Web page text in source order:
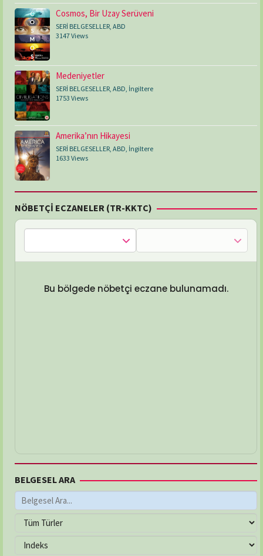
Cosmos, Bir Uzay Serüveni
SERİ BELGESELLER ABD
3147 Views
Medeniyetler
SERİ BELGESELLER ABD İngiltere
1753 Views
Amerika’nın Hikayesi
SERİ BELGESELLER ABD İngiltere
1633 Views
NÖBETÇİ ECZANELER (TR-KKTC)
Bu bölgede nöbetçi eczane bulunamadı.
BELGESEL ARA